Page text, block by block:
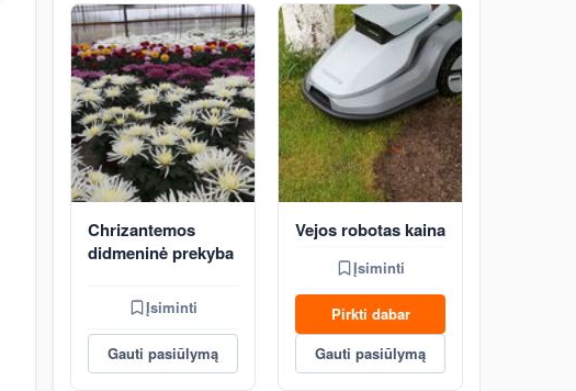
Chrizantemos
didmeninė prekyba
Įsiminti
Gauti pasiūlymą
Vejos robotas kaina
Įsiminti
Pirkti dabar
Gauti pasiūlymą